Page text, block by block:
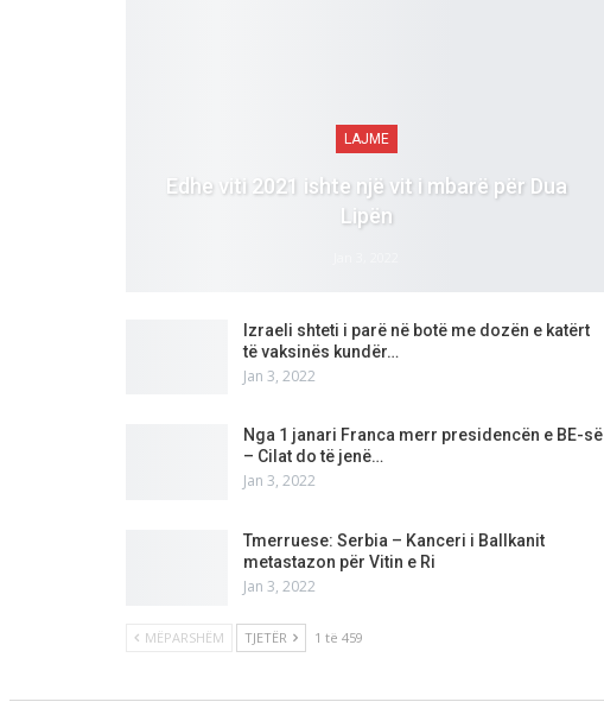
LAJME
Edhe viti 2021 ishte një vit i mbarë për Dua
Lipën
Izraeli shteti i parë në botë me dozën e katërt
të vaksinës kundër…
Jan 3, 2022
Nga 1 janari Franca merr presidencën e BE-së
– Cilat do të jenë…
Jan 3, 2022
Tmerruese: Serbia – Kanceri i Ballkanit
metastazon për Vitin e Ri
Jan 3, 2022
MËPARSHËM TJETËR 1 të 459